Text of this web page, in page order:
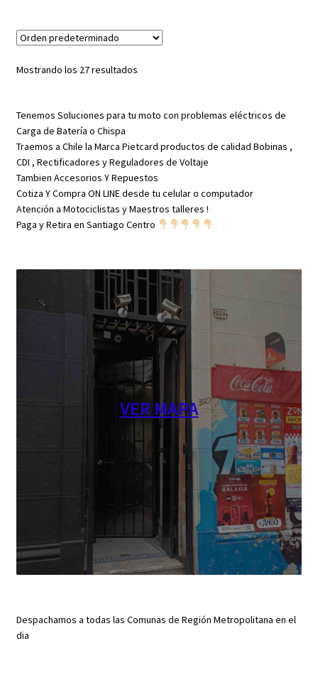
Mostrando los 27 resultados
Tenemos Soluciones para tu moto con problemas eléctricos de
Carga de Batería o Chispa
Traemos a Chile la Marca Pietcard productos de calidad Bobinas ,
CDI , Rectificadores y Reguladores de Voltaje
Tambien Accesorios Y Repuestos
Cotiza Y Compra ON LINE desde tu celular o computador
Atención a Motociclistas y Maestros talleres !
Paga y Retira en Santiago Centro
VER MAPA
Despachamos a todas las Comunas de Región Metropolitana en el
dia